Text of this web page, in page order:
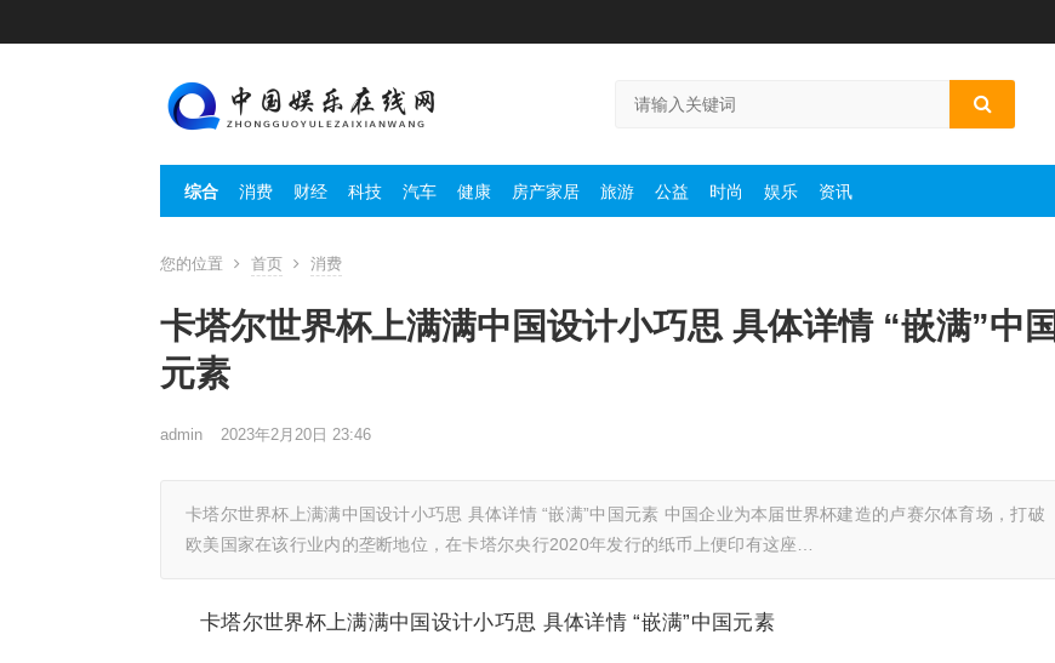
综合 消费 财经 科技 汽车 健康 房产家居 旅游 公益 时尚 娱乐 资讯
您的位置 首页 消费
卡塔尔世界杯上满满中国设计小巧思 具体详情 “嵌满”中国
元素
admin 2023年2月20日 23:46
卡塔尔世界杯上满满中国设计小巧思 具体详情 “嵌满”中国元素 中国企业为本届世界杯建造的卢赛尔体育场，打破
欧美国家在该行业内的垄断地位，在卡塔尔央行2020年发行的纸币上便印有这座…
卡塔尔世界杯上满满中国设计小巧思 具体详情 “嵌满”中国元素